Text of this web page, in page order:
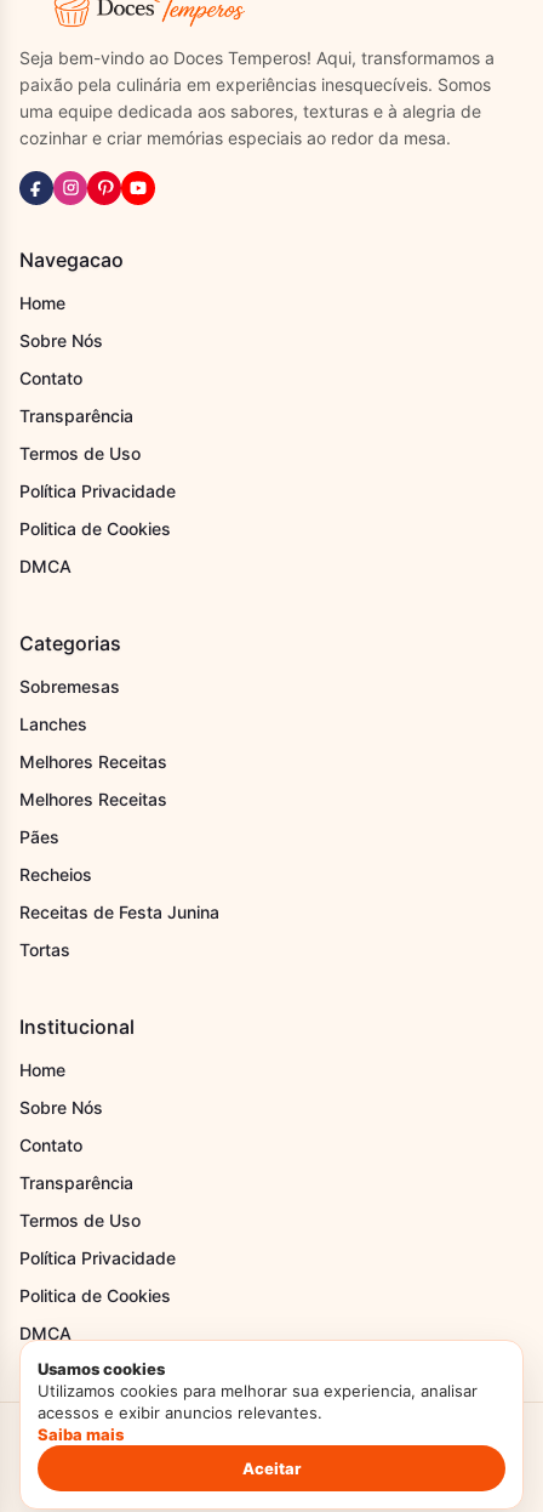
Seja bem-vindo ao Doces Temperos! Aqui, transformamos a
paixão pela culinária em experiências inesquecíveis. Somos
uma equipe dedicada aos sabores, texturas e à alegria de
cozinhar e criar memórias especiais ao redor da mesa.
Navegacao
Home
Sobre Nós
Contato
Transparência
Termos de Uso
Política Privacidade
Politica de Cookies
DMCA
Categorias
Sobremesas
Lanches
Melhores Receitas
Melhores Receitas
Pães
Recheios
Receitas de Festa Junina
Tortas
Institucional
Home
Sobre Nós
Contato
Transparência
Termos de Uso
Política Privacidade
Politica de Cookies
DMCA
Criado com Amor
Politica de PrivacidadeTermos de Uso
Usamos cookies
Utilizamos cookies para melhorar sua experiencia, analisar
acessos e exibir anuncios relevantes.
Saiba mais
Aceitar